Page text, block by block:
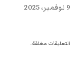
9 نوفمبر، 2025
التعليقات مغلقة.